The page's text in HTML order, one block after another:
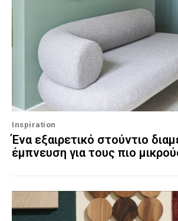
Inspiration
Ένα εξαιρετικό στούντιο
έμπνευση για τους πιο